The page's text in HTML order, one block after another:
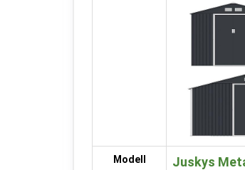
Modell
Juskys